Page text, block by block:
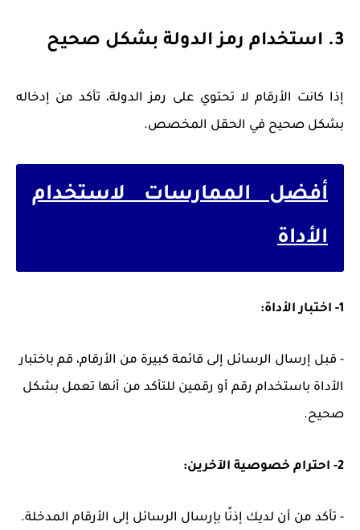
3. استخدام رمز الدولة بشكل صحيح
إذا كانت الأرقام لا تحتوي على رمز الدولة، تأكد من إدخاله
بشكل صحيح في الحقل المخصص.
أفضل الممارسات لاستخدام
الأداة
1- اختبار الأداة:
- قبل إرسال الرسائل إلى قائمة كبيرة من الأرقام، قم باختبار
الأداة باستخدام رقم أو رقمين للتأكد من أنها تعمل بشكل
صحيح.
2- احترام خصوصية الآخرين:
- تأكد من أن لديك إذنًا بإرسال الرسائل إلى الأرقام المدخلة.